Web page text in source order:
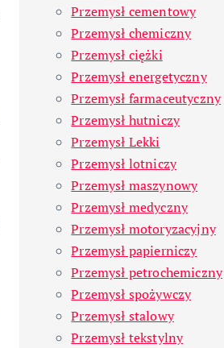
Przemysł cementowy
Przemysł chemiczny
Przemysł ciężki
Przemysł energetyczny
Przemysł farmaceutyczny
Przemysł hutniczy
Przemysł Lekki
Przemysł lotniczy
Przemysł maszynowy
Przemysł medyczny
Przemysł motoryzacyjny
Przemysł papierniczy
Przemysł petrochemiczny
Przemysł spożywczy
Przemysł stalowy
Przemysł tekstylny